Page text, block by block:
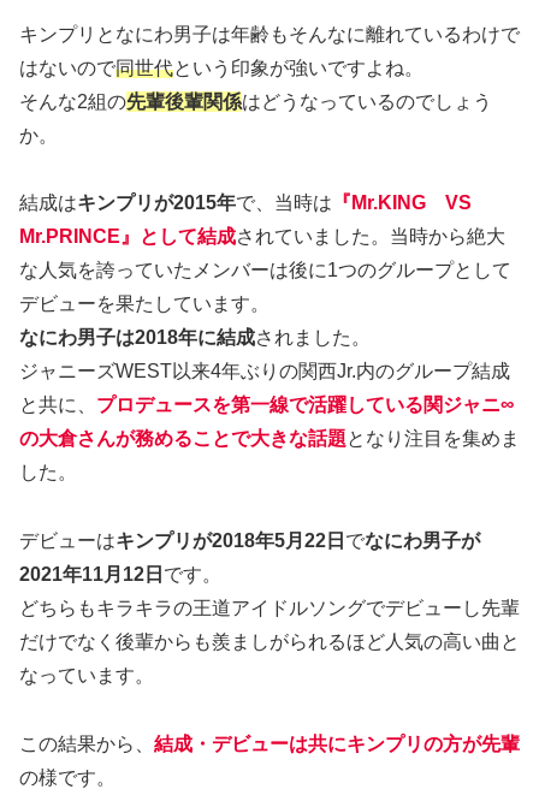
キンプリとなにわ男子は年齢もそんなに離れているわけで
はないので同世代という印象が強いですよね。
そんな2組の先輩後輩関係はどうなっているのでしょう
か。
結成はキンプリが2015年で、当時は 『Mr.KING VS
Mr.PRINCE』として結成されていました。当時から絶大
な人気を誇っていたメンバーは後に1つのグループとして
デビューを果たしています。
なにわ男子は2018年に結成されました。
ジャニーズWEST以来4年ぶりの関西Jr.内のグループ結成
と共に、 プロデュースを第一線で活躍している関ジャニ∞
の大倉さんが務めることで大きな話題となり注目を集めま
した。
デビューはキンプリが2018年5月22日 でなにわ男子が
2021年11月12日 です。
どちらもキラキラの王道アイドルソングでデビューし先輩
だけでなく後輩からも羨ましがられるほど人気の高い曲と
なっています。
この結果から、 結成・デビューは共にキンプリの方が先輩
の様です。